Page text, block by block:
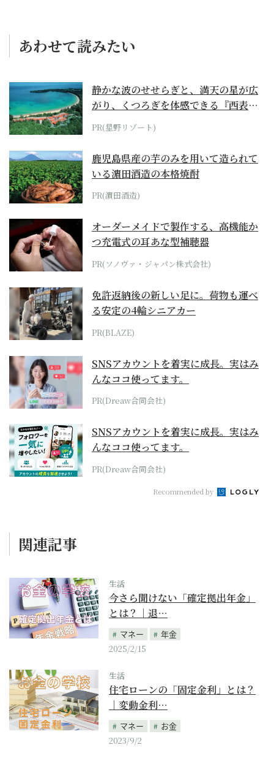
あわせて読みたい
静かな波のせせらぎと、満天の星が広
がり、くつろぎを体感できる『西表島
ホテル by...
PR(星野リゾート)
鹿児島県産の芋のみを用いて造られて
いる濵田酒造の本格焼酎
PR(濵田酒造)
オーダーメイドで製作する、高機能か
つ充電式の耳あな型補聴器
PR(ソノヴァ・ジャパン株式会社)
免許返納後の新しい足に。荷物も運べ
る安定の4輪シニアカー
PR(BLAZE)
SNSアカウントを着実に成長。実はみ
んなココ使ってます。
PR(Dreaw合同会社)
SNSアカウントを着実に成長。実はみ
んなココ使ってます。
PR(Dreaw合同会社)
Recommended by
関連記事
生活
今さら聞けない「確定拠出年金」
とは？｜退…
マネー
年金
2025/2/15
生活
住宅ローンの「固定金利」とは？
｜変動金利…
マネー
お金
2023/9/2